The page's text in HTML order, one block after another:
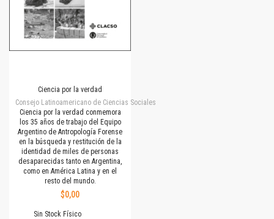
Ciencia por la verdad
Consejo Latinoamericano de Ciencias Sociales
Ciencia por la verdad conmemora
los 35 años de trabajo del Equipo
Argentino de Antropología Forense
en la búsqueda y restitución de la
identidad de miles de personas
desaparecidas tanto en Argentina,
como en América Latina y en el
resto del mundo.
$0,00
Sin Stock Físico